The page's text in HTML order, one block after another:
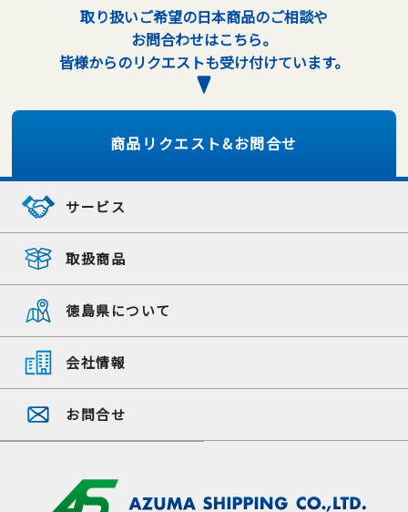
取り扱いご希望の日本商品のご相談や
お問合わせはこちら。
皆様からのリクエストも受け付けています。
商品リクエスト&お問合せ
サービス
取扱商品
徳島県について
会社情報
お問合せ